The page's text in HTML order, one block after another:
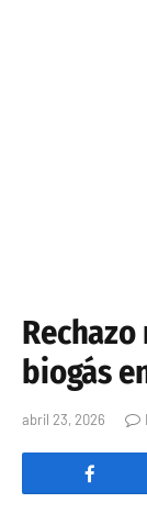
biogás
abril 23, 2026